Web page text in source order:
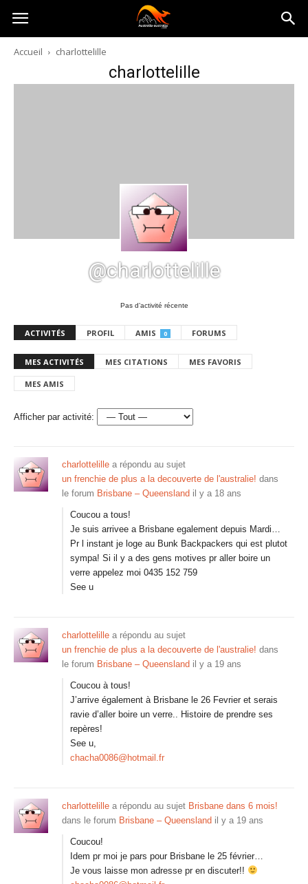
Australia-
australie.com
Accueil charlottelille
charlottelille
@charlottelille
Pas d’activité récente
ACTIVITÉS PROFIL AMIS 0 FORUMS
MES ACTIVITÉS MES CITATIONS MES FAVORIS
MES AMIS
Afficher par activité:
charlottelille a répondu au sujet
un frenchie de plus a la decouverte de l'australie! dans
le forum Brisbane – Queensland il y a 18 ans
Coucou a tous!
Je suis arrivee a Brisbane egalement depuis Mardi…
Pr l instant je loge au Bunk Backpackers qui est plutot
sympa! Si il y a des gens motives pr aller boire un
verre appelez moi 0435 152 759
See u
charlottelille a répondu au sujet
un frenchie de plus a la decouverte de l'australie! dans
le forum Brisbane – Queensland il y a 19 ans
Coucou à tous!
J’arrive également à Brisbane le 26 Fevrier et serais
ravie d’aller boire un verre.. Histoire de prendre ses
repères!
See u,
chacha0086@hotmail.fr
charlottelille a répondu au sujet Brisbane dans 6 mois!
dans le forum Brisbane – Queensland il y a 19 ans
Coucou!
Idem pr moi je pars pour Brisbane le 25 février…
Je vous laisse mon adresse pr en discuter!!